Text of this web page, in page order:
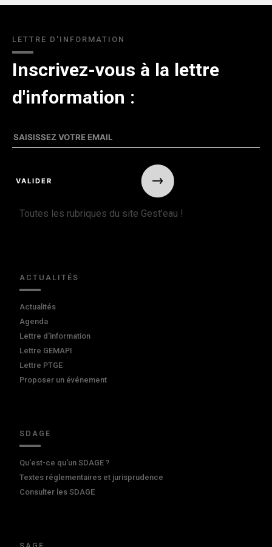
LETTRE D'INFORMATION
Inscrivez-vous à la lettre
d'information :
Toutes les rubriques du site Gest'eau !
ACTUALITÉS
Actualités
Agenda
Lettre d'information
Lettre GEMAPI
Lettre PTGE
Proposer un événement
SDAGE
Qu'est-ce qu'un SDAGE ?
Textes réglementaires et jurisprudence
Consulter les SDAGE